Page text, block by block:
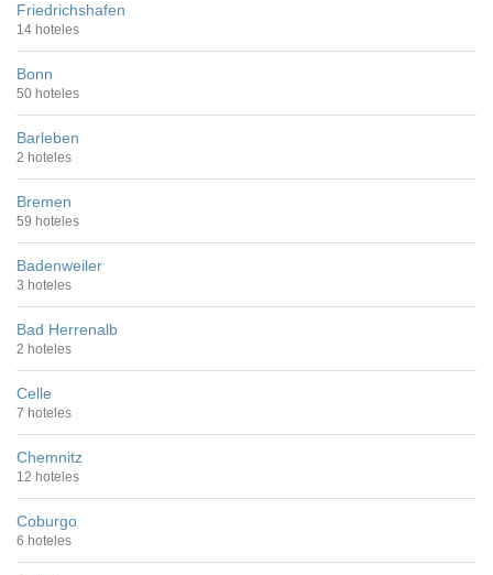
Friedrichshafen
14 hoteles
Bonn
50 hoteles
Barleben
2 hoteles
Bremen
59 hoteles
Badenweiler
3 hoteles
Bad Herrenalb
2 hoteles
Celle
7 hoteles
Chemnitz
12 hoteles
Coburgo
6 hoteles